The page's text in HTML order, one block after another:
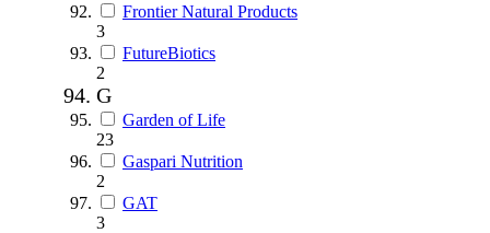
Frontier Natural Products
3
FutureBiotics
2
G
Garden of Life
23
Gaspari Nutrition
2
GAT
3